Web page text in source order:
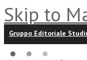
Skip to
Gruppo Editoriale